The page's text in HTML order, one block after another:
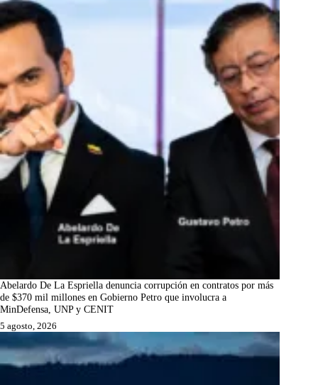
Abelardo De La Espriella denuncia corrupción en contratos por más
de $370 mil millones en Gobierno Petro que involucra a
MinDefensa, UNP y CENIT
5 agosto, 2026